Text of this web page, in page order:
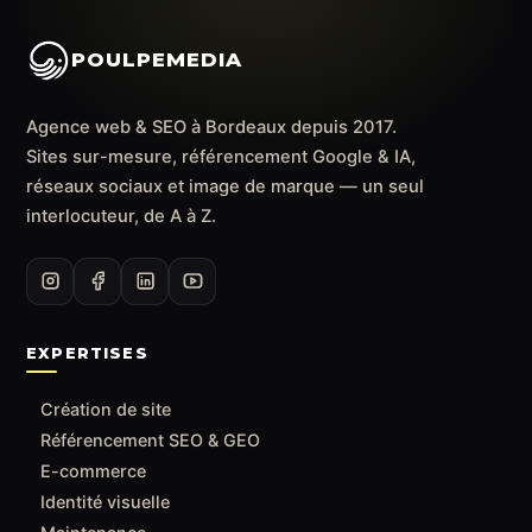
POULPEMEDIA
Agence web & SEO à Bordeaux depuis 2017.
Sites sur-mesure, référencement Google & IA,
réseaux sociaux et image de marque — un seul
interlocuteur, de A à Z.
EXPERTISES
Création de site
Référencement SEO & GEO
E-commerce
Identité visuelle